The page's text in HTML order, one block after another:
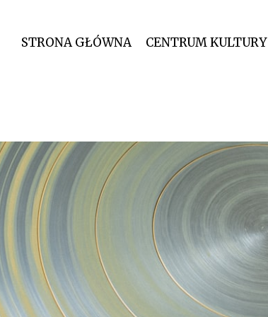
STRONA GŁÓWNA CENTRUM KULTURY